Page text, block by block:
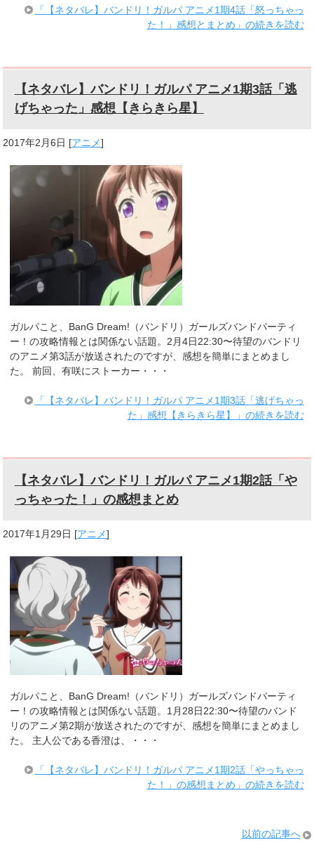
「【ネタバレ】バンドリ！ガルパ アニメ1期4話「怒っちゃっ
た！」感想とまとめ」の続きを読む
【ネタバレ】バンドリ！ガルパ アニメ1期3話「逃
げちゃった」感想【きらきら星】
2017年2月6日 [アニメ]
ガルパこと、BanG Dream!（バンドリ）ガールズバンドパーティ
ー！の攻略情報とは関係ない話題。2月4日22:30〜待望のバンドリ
のアニメ第3話が放送されたのですが、感想を簡単にまとめまし
た。 前回、有咲にストーカー・・・
「【ネタバレ】バンドリ！ガルパ アニメ1期3話「逃げちゃっ
た」感想【きらきら星】」の続きを読む
【ネタバレ】バンドリ！ガルパ アニメ1期2話「や
っちゃった！」の感想まとめ
2017年1月29日 [アニメ]
ガルパこと、BanG Dream!（バンドリ）ガールズバンドパーティ
ー！の攻略情報とは関係ない話題。1月28日22:30〜待望のバンド
リのアニメ第2期が放送されたのですが、感想を簡単にまとめまし
た。 主人公である香澄は、・・・
「【ネタバレ】バンドリ！ガルパ アニメ1期2話「やっちゃっ
た！」の感想まとめ」の続きを読む
以前の記事へ